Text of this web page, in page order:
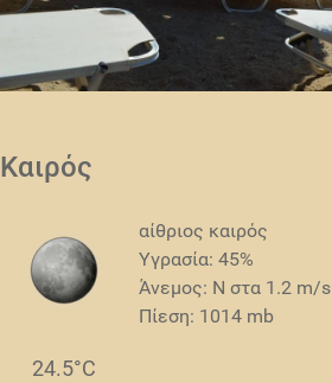
Καιρός
24.5°C
αίθριος καιρός
Υγρασία: 45%
Άνεμος: N στα 1.2 m/s
Πίεση: 1014 mb